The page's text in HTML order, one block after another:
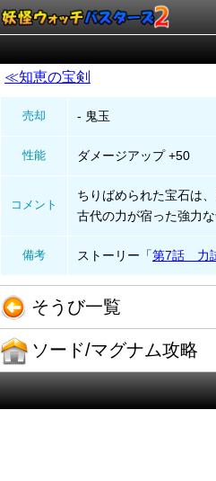
≪知恵の宝剣
売却 - 鬼玉
性能 ダメージアップ +50
コメント
ちりばめられた宝石は、
古代の力が宿った強力な
備考 ストーリー「第7話 力
そうび一覧
ソード/マグナム攻略